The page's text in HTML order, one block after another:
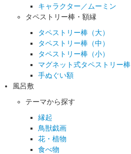
キャラクター／ムーミン
タペストリー棒・額縁
タペストリー棒（大）
タペストリー棒（中）
タペストリー棒（小）
マグネット式タペストリー棒
手ぬぐい額
風呂敷
テーマから探す
縁起
鳥獣戯画
花・植物
食べ物